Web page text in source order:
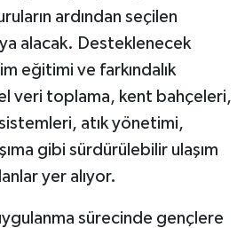
ardından seçilen
alacak. Desteklenecek
eğitimi ve farkındalık
veri toplama, kent bahçeleri,
atık yönetimi,
gibi sürdürülebilir ulaşım
yer alıyor.
sürecinde gençlere